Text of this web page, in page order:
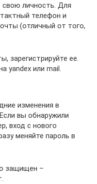
личность. Для
телефон и
(отличный от того,
зарегистрируйте ее.
yandex или mail.
изменения в
вы обнаружили
вход с нового
меняйте пароль в
защищен –